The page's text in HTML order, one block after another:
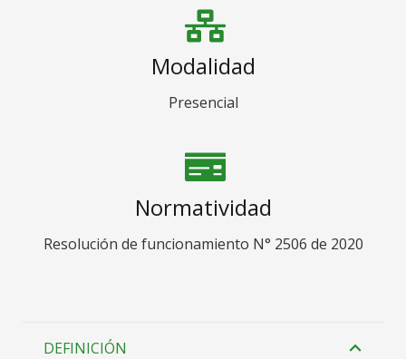
Modalidad
Presencial
Normatividad
Resolución de funcionamiento N° 2506 de 2020
DEFINICIÓN